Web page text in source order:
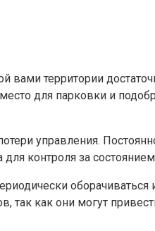
вами территории
для парковки и
управления.
контроля за состоянием
оборачиваться
так как они могут